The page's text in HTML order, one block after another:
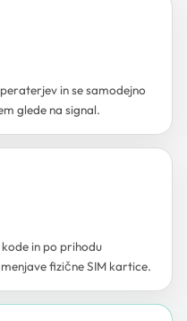
in se samodejno
glede na signal.
in po prihodu
fizične SIM kartice.